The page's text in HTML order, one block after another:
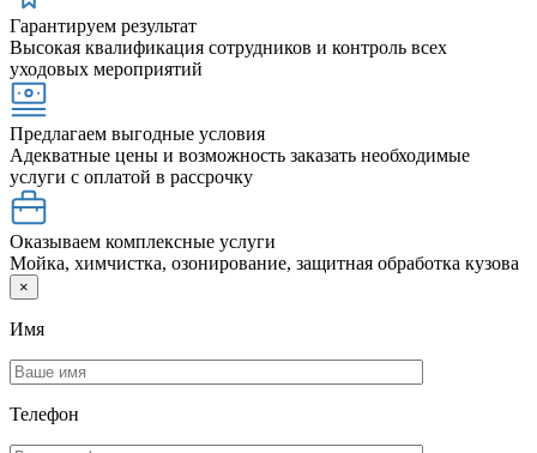
Гарантируем результат
Высокая квалификация сотрудников и контроль всех
уходовых мероприятий
Предлагаем выгодные условия
Адекватные цены и возможность заказать необходимые
услуги с оплатой в рассрочку
Оказываем комплексные услуги
Мойка, химчистка, озонирование, защитная обработка кузова
×
Имя
Телефон